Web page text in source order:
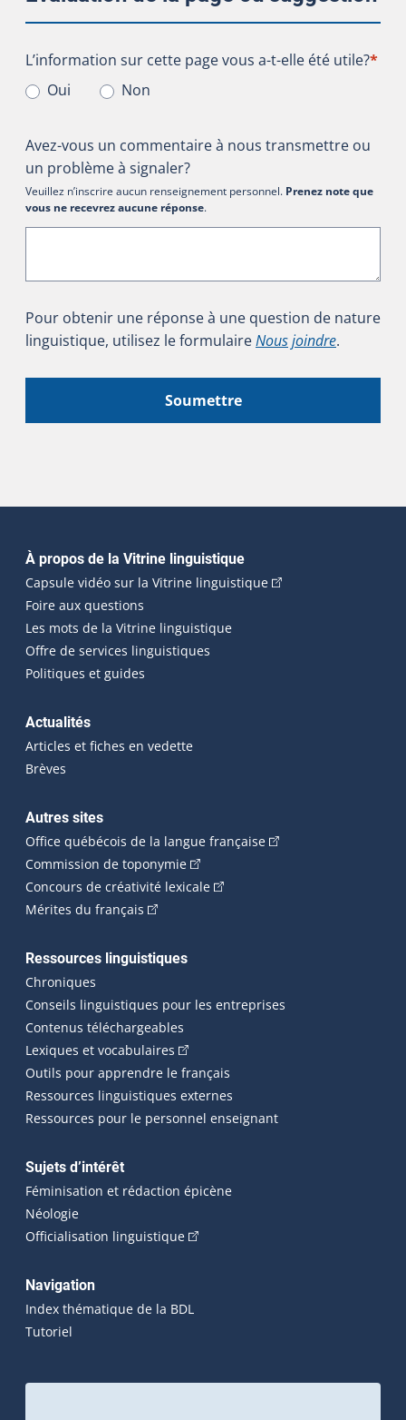
L’information sur cette page vous a-t-elle été utile?
L’information sur cette page vous a-t-elle été utile?*
Oui
Non
Avez-vous un commentaire à nous transmettre ou
un problème à signaler?
Veuillez n’inscrire aucun renseignement personnel. Prenez note que
vous ne recevrez aucune réponse.
Pour obtenir une réponse à une question de nature
linguistique, utilisez le formulaireNous joindre.
Soumettre
Navigation principale
À propos de la Vitrine linguistique
Capsule vidéo sur la Vitrine linguistique(Cet hyperlien
Foire aux questions
Les mots de la Vitrine linguistique
Offre de services linguistiques
Politiques et guides
Actualités
Articles et fiches en vedette
Brèves
Autres sites
Office québécois de la langue française(Cet hyperlien
Commission de toponymie(Cet hyperlien externe s'ouvrira
Concours de créativité lexicale(Cet hyperlien externe
Mérites du français (Cet hyperlien externe s'ouvrira dans une
Ressources linguistiques
Chroniques
Conseils linguistiques pour les entreprises
Contenus téléchargeables
Lexiques et vocabulaires (Cet hyperlien externe s'ouvrira
Outils pour apprendre le français
Ressources linguistiques externes
Ressources pour le personnel enseignant
Sujets d’intérêt
Féminisation et rédaction épicène
Néologie
Officialisation linguistique(Cet hyperlien externe s'ouvrira
Navigation
Index thématique de la BDL
Tutoriel